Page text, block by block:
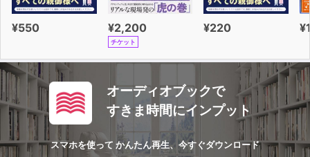
¥550 ¥2,200
チケット
¥220
オーディオブックで
すきま時間にインプット
スマホを使って かんたん再生、今すぐダウンロード